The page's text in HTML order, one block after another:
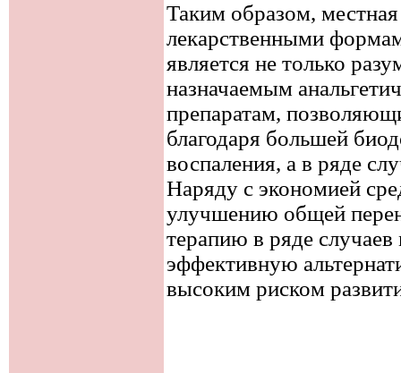
Таким образом,
лекарственными
является не только
назначаемым
препаратам,
благодаря большей
воспаления, а в ряде
Наряду с экономией
улучшению общей
терапию в ряде
эффективную
высоким риском